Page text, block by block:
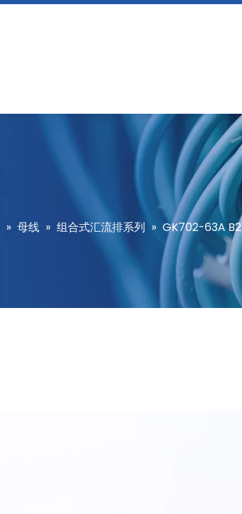
» 母线 » 组合式汇流排系列 » GK702-63A B2